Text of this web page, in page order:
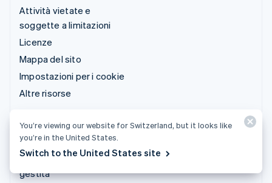
Attività vietate e
soggette a limitazioni
Licenze
Mappa del sito
Impostazioni per i cookie
Altre risorse
Servizio clienti
Ricevi assistenza
Piani di assistenza
gestita
You’re viewing our website for Switzerland, but it looks like
you’re in the United States.
Switch to the United States site